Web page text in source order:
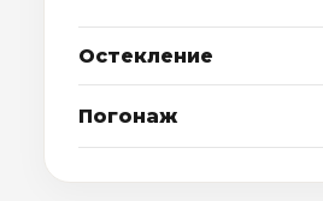
Остекление
Погонаж